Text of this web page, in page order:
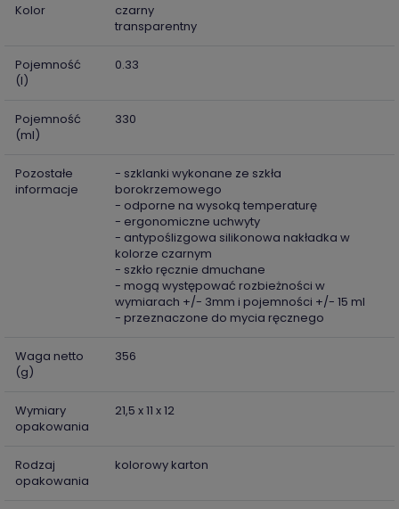
Kolor
czarny
transparentny
Pojemność
(l)
0.33
Pojemność
(ml)
330
Pozostałe
informacje
- szklanki wykonane ze szkła
borokrzemowego
- odporne na wysoką temperaturę
- ergonomiczne uchwyty
- antypoślizgowa silikonowa nakładka w
kolorze czarnym
- szkło ręcznie dmuchane
- mogą występować rozbieżności w
wymiarach +/- 3mm i pojemności +/- 15 ml
- przeznaczone do mycia ręcznego
Waga netto
(g)
356
Wymiary
opakowania
21,5 x 11 x 12
Rodzaj
opakowania
kolorowy karton